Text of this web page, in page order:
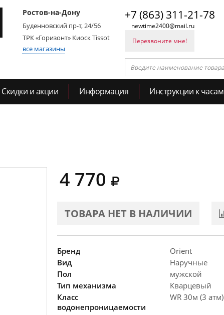
Ростов-на-Дону
Буденновский пр-т, 24/56
ТРК «Горизонт» Киоск Tissot
все магазины
+7 (863) 311-21-78
newtime2400@mail.ru
Перезвоните мне!
Скидки и акции Информация Инструкции к часам
4 770
ТОВАРА НЕТ В НАЛИЧИИ
Бренд
Orient
Вид
Наручные
Пол
мужской
Тип механизма
Кварцевый
Класс
водонепроницаемости
WR 30м (3 атм)